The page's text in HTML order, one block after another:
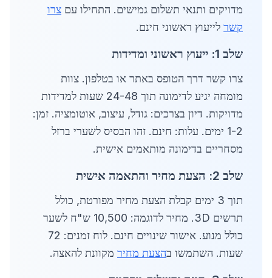
מדויקים ותנאי תשלום גמישים. התחילו עם צרו
קשר לייעוץ ראשוני חינם.
שלב 1: ייעוץ ראשוני ומדידות
צרו קשר דרך הטופס באתר או בטלפון. צוות
מומחה יגיע לדימונה תוך 24-48 שעות למדידות
מדויקות. דיון בצרכים: גודל, עיצוב, אוטומציה. זמן:
1-2 ימים. עלות: חינם. זהו הבסיס לשערי ברזל
מסחריים בדימונה מותאמים אישית.
שלב 2: הצעת מחיר והתאמה אישית
תוך 3 ימים קבלת הצעת מחיר מפורטת, כולל
תרשים 3D. מחיר לדוגמה: 10,500 ש"ח לשער
כולל מנוע. אישור שינויים חינם. לוח זמנים: 72
שעות. השתמשו בהצעת מחיר מקוונת להאצה.